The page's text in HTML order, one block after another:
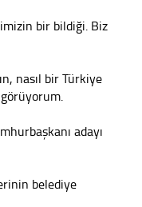
bir bildiği. Biz
nasıl bir Türkiye
adayı
belediye